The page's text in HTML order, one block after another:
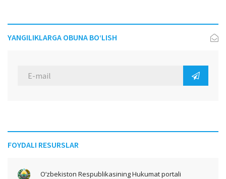
YANGILIKLARGA OBUNA BO‘LISH
FOYDALI RESURSLAR
O‘zbekiston Respublikasining Hukumat portali